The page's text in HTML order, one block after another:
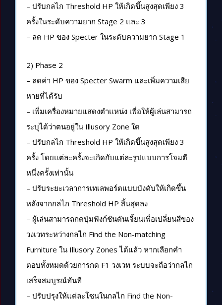
– ปรับกลไก Threshold HP ให้เกิดขึ้นสูงสุดเพียง 3
ครั้งในระดับความยาก Stage 2 และ 3
– ลด HP ของ Specter ในระดับความยาก Stage 1
2) Phase 2
– ลดค่า HP ของ Specter Swarm และเพิ่มความเสีย
หายที่ได้รับ
– เพิ่มเครื่องหมายแสดงตำแหน่ง เพื่อให้ผู้เล่นสามารถ
ระบุได้ว่าตนอยู่ใน Illusory Zone ใด
– ปรับกลไก Threshold HP ให้เกิดขึ้นสูงสุดเพียง 3
ครั้ง โดยแต่ละครั้งจะเกิดกับแต่ละรูปแบบการโจมตี
หนึ่งครั้งเท่านั้น
– ปรับระยะเวลาการเทเลพอร์ตแบบบังคับให้เกิดขึ้น
หลังจากกลไก Threshold HP สิ้นสุดลง
– ผู้เล่นสามารถกดปุ่มฟังก์ชันดันเจี้ยนเพื่อเปลี่ยนสีของ
วงเวทระหว่างกลไก Find the Non-matching
Furniture ใน Illusory Zones ได้แล้ว หากเลือกคำ
ตอบทั้งหมดด้วยการกด F1 วงเวท ระบบจะถือว่ากลไก
เสร็จสมบูรณ์ทันที
– ปรับปรุงให้แต่ละโซนในกลไก Find the Non-